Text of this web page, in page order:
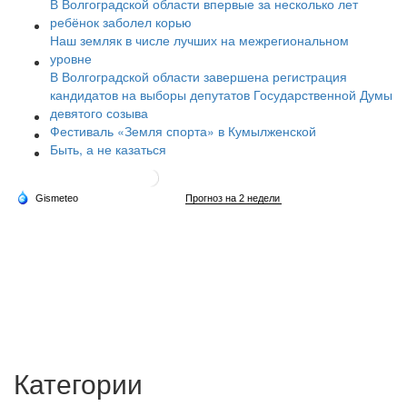
В Волгоградской области впервые за несколько лет
ребёнок заболел корью
Наш земляк в числе лучших на межрегиональном
уровне
В Волгоградской области завершена регистрация
кандидатов на выборы депутатов Государственной Думы
девятого созыва
Фестиваль «Земля спорта» в Кумылженской
Быть, а не казаться
Категории